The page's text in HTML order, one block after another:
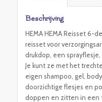
Beschrijving
HEMA HEMA Reisset 6-
reisset voor
drukdop, een
Je kunt ze met het
eigen shampoo, gel,
doorzichtige flesjes en
doppen en zitten in een